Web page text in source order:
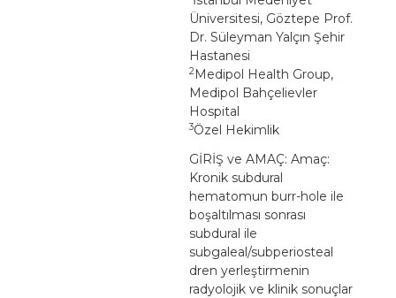
Üniversitesi, Göztepe Prof.
Dr. Süleyman Yalçın Şehir
Hastanesi
2 Medipol Health Group,
Medipol Bahçelievler
Hospital
3Özel Hekimlik
GİRİŞ ve AMAÇ: Amaç:
Kronik subdural
hematomun burr-hole ile
boşaltılması sonrası
subdural ile
subgaleal/subperiosteal
dren yerleştirmenin
radyolojik ve klinik sonuçlar